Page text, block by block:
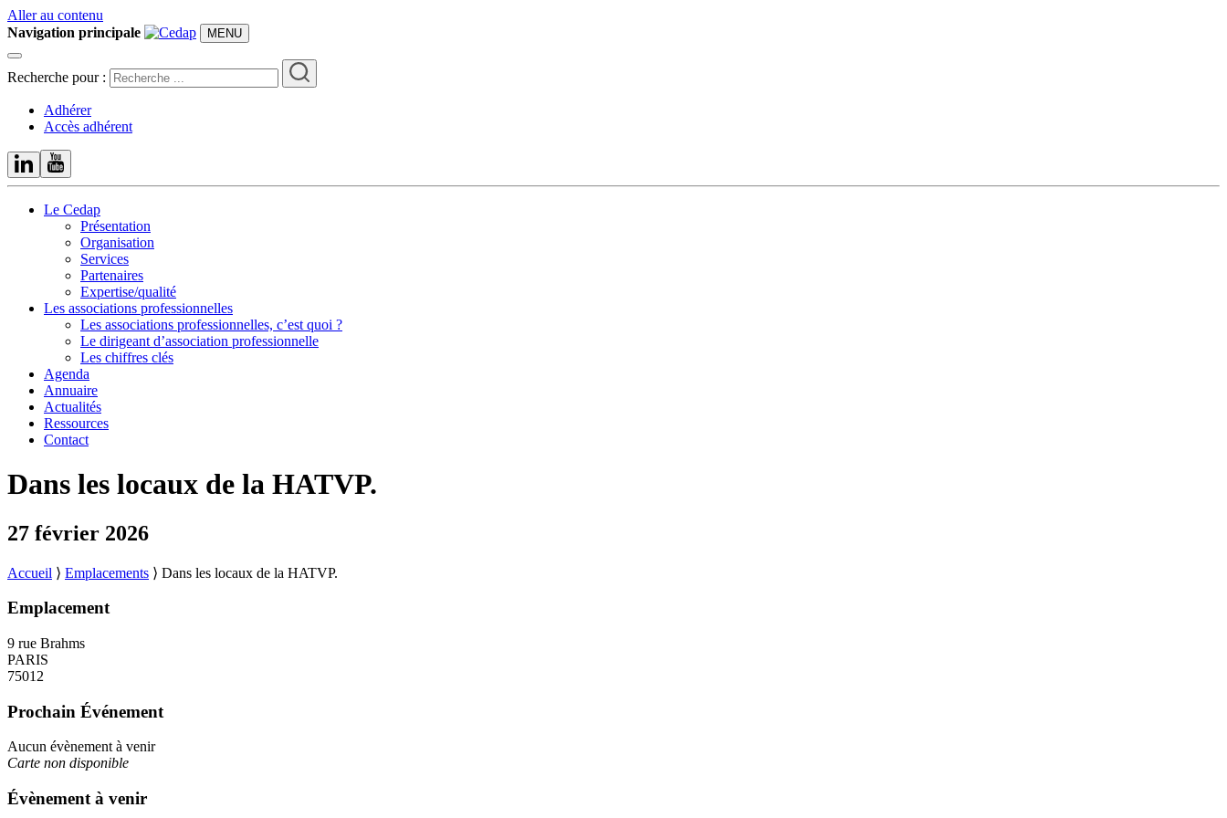
Aller au contenu
Navigation principale
MENU
Recherche pour :
Adhérer
Accès adhérent
Le Cedap
Présentation
Organisation
Services
Partenaires
Expertise/qualité
Les associations professionnelles
Les associations professionnelles, c’est quoi ?
Le dirigeant d’association professionnelle
Les chiffres clés
Agenda
Annuaire
Actualités
Ressources
Contact
Dans les locaux de la HATVP.
27 février 2026
Accueil ⟩ Emplacements ⟩ Dans les locaux de la HATVP.
Emplacement
9 rue Brahms
PARIS
75012
Prochain Événement
Aucun évènement à venir
Carte non disponible
Évènement à venir